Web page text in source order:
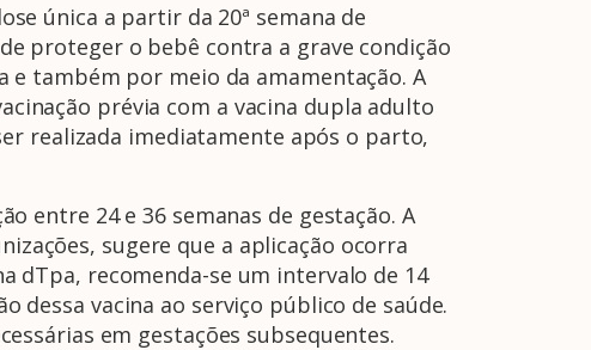
A Febrasgo Ensino
única a partir da 20ª semana de
proteger o bebê contra a grave condição
também por meio da amamentação. A
prévia com a vacina dupla adulto
realizada imediatamente após o parto,
entre 24 e 36 semanas de gestação. A
sugere que a aplicação ocorra
dTpa, recomenda-se um intervalo de 14
dessa vacina ao serviço público de saúde.
em gestações subsequentes.